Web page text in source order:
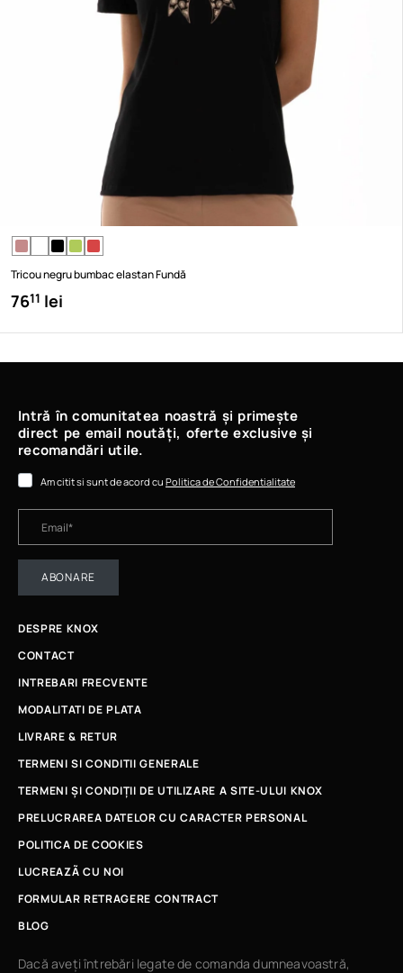
Tricou negru bumbac elastan Fundă
7611 lei
Intră în comunitatea noastră și primește
direct pe email noutăți, oferte exclusive și
recomandări utile.
Am citit si sunt de acord cu Politica de Confidentialitate
ABONARE
DESPRE KNOX
CONTACT
INTREBARI FRECVENTE
MODALITATI DE PLATA
LIVRARE & RETUR
TERMENI SI CONDITII GENERALE
TERMENI ȘI CONDIȚII DE UTILIZARE A SITE-ULUI KNOX
PRELUCRAREA DATELOR CU CARACTER PERSONAL
POLITICA DE COOKIES
LUCREAZÃ CU NOI
FORMULAR RETRAGERE CONTRACT
BLOG
Dacă aveți întrebări legate de comanda dumneavoastră,